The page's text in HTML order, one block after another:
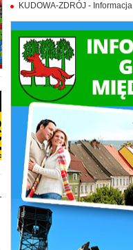
KUDOWA-ZDRÓJ - Informacja